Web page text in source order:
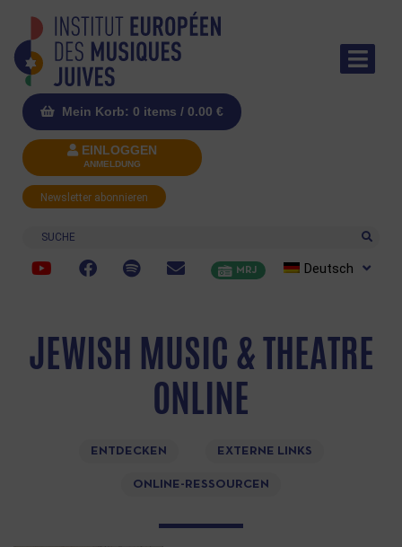
Mein Korb: 0 items / 0.00 €
EINLOGGEN
ANMELDUNG
Newsletter abonnieren
Suche
MRJ Deutsch
JEWISH MUSIC & THEATRE
ONLINE
ENTDECKEN EXTERNE LINKS
ONLINE-RESSOURCEN